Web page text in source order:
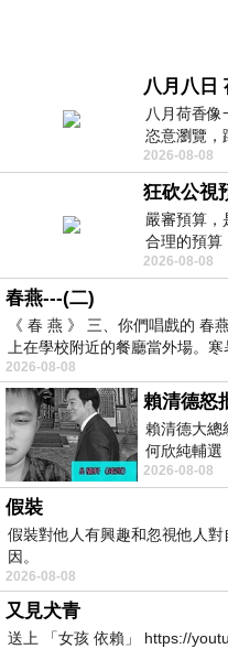
八月八日
八月荷香
恣意瀏覽，
時我把美麗
2026-08-08
狂砍公視
嚴審預算，
合理的預算
要編列公視
2026-08-08
春燕---(二)
《 春 燕 》 三、你們唱戲的 春
上在學校附近的餐廳當外場。
2026-08-08
賴清德怒
賴清德大總
何欣純輔選
罵她施政滿
2026-08-08
假裝
假裝對他人有興趣和忽視他人
因。
2026-08-08
又見犬青
送上 「女孩 依賴」 https://